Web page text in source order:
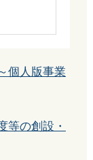
個人版事業
等の創設・